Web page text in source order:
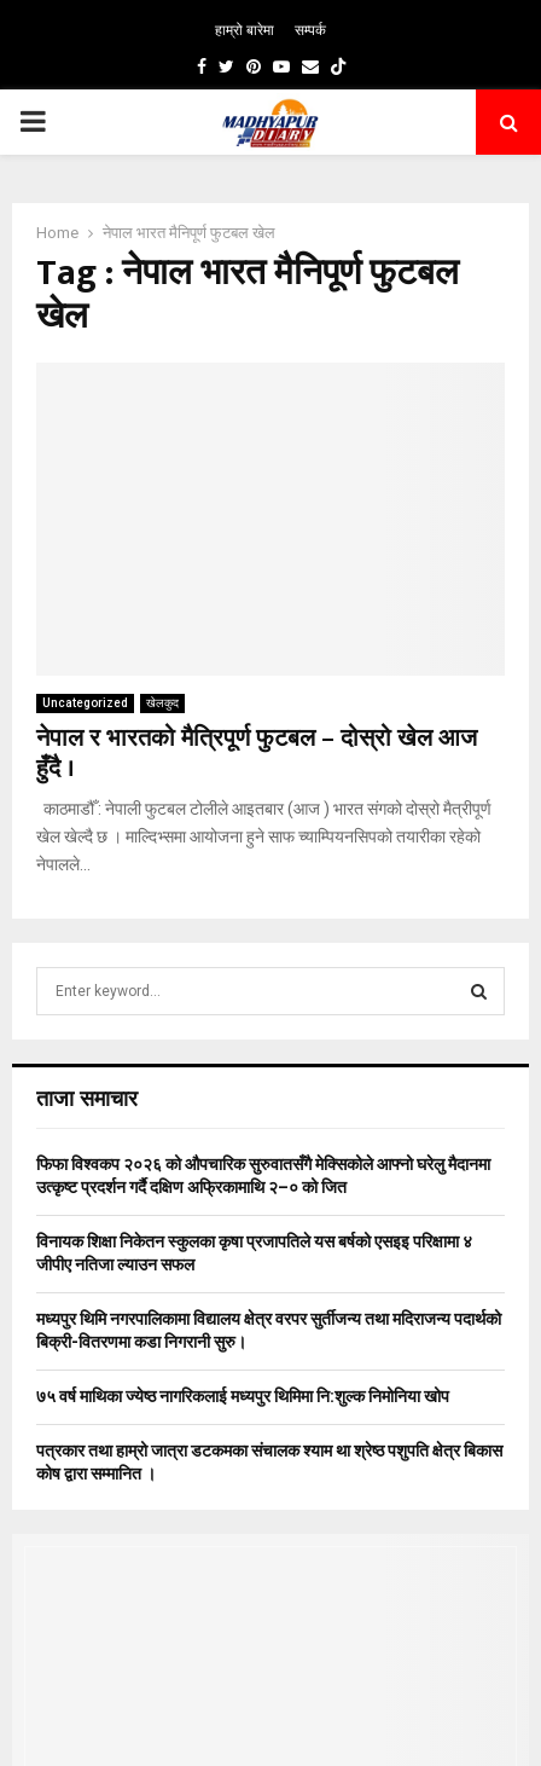
हाम्रो बारेमा सम्पर्क
Facebook
TwitterPinterestYoutube
Email
PRIMARY
Home नेपाल भारत मैनिपूर्ण फुटबल खेल
Tag : नेपाल भारत मैनिपूर्ण फुटबल
खेल
Uncategorized खेलकुद
नेपाल र भारतको मैत्रिपूर्ण फुटबल – दोस्रो खेल आज
हुँदै ।
काठमाडौँ : नेपाली फुटबल टोलीले आइतबार (आज ) भारत संगको दोस्रो मैत्रीपूर्ण
खेल खेल्दै छ । माल्दिभ्समा आयोजना हुने साफ च्याम्पियनसिपको तयारीका रहेको
नेपालले...
h
o
r
C
ताजा समाचार
फिफा विश्वकप २०२६ को औपचारिक सुरुवातसँगै मेक्सिकोले आफ्नो घरेलु मैदानमा
उत्कृष्ट प्रदर्शन गर्दै दक्षिण अफ्रिकामाथि २–० को जित
विनायक शिक्षा निकेतन स्कुलका कृषा प्रजापतिले यस बर्षको एसइइ परिक्षामा ४
जीपीए नतिजा ल्याउन सफल
मध्यपुर थिमि नगरपालिकामा विद्यालय क्षेत्र वरपर सुर्तीजन्य तथा मदिराजन्य पदार्थको
बिक्री-वितरणमा कडा निगरानी सुरु।
७५ वर्ष माथिका ज्येष्ठ नागरिकलाई मध्यपुर थिमिमा नि:शुल्क निमोनिया खोप
पत्रकार तथा हाम्रो जात्रा डटकमका संचालक श्याम था श्रेष्ठ पशुपति क्षेत्र बिकास
कोष द्वारा सम्मानित ।